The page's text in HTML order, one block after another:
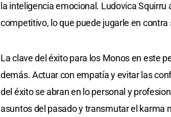
la inteligencia emocional. Ludovica
competitivo, lo que puede jugarle en
La clave del éxito para los Monos en este
demás. Actuar con empatía y evitar las
del éxito se abran en lo personal y
asuntos del pasado y transmutar el karma